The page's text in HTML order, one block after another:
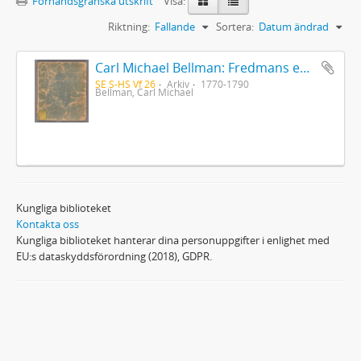
Sortera: Datum ändrad
Riktning: Fallande
Carl Michael Bellman: Fredmans epistlar [Nechers ex.]. Ep. 1-50
SE S-HS Vf 26 Arkiv 1770-1790
Bellman, Carl Michael
Kungliga biblioteket
Kontakta oss
Kungliga biblioteket hanterar dina personuppgifter i enlighet med
EU:s dataskyddsförordning (2018), GDPR.